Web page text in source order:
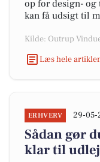
op for design- og
kan få udsigt til
Kilde: Outrup
Læs hele
ERHVERV 29-05-
Sådan gør
klar til